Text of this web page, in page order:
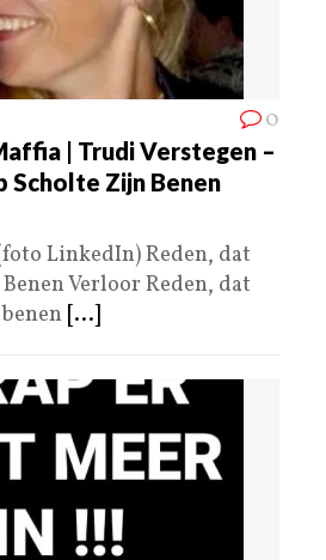
0
| Trudi Verstegen –
Scholte Zijn Benen
LinkedIn) Reden, dat
Verloor Reden, dat
[...]